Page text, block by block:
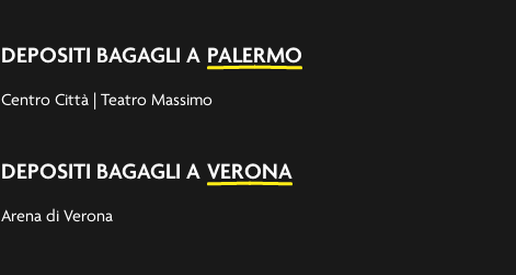
DEPOSITI BAGAGLI A PALERMO
Centro Città | Teatro Massimo
DEPOSITI BAGAGLI A VERONA
Arena di Verona